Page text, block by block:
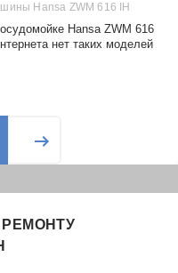
Hansa ZWM 616 IH​
Hansa ZWM 616
нет таких моделей